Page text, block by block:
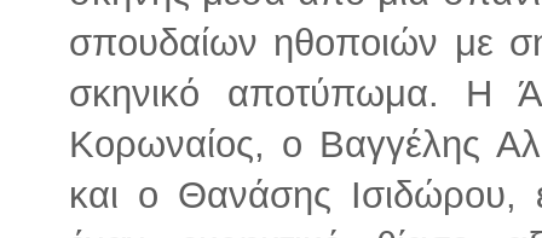
σπουδαίων ηθοποιών με
σκηνικό αποτύπωμα. Η
Κορωναίος, ο Βαγγέλης
και ο Θανάσης Ισιδώρου,